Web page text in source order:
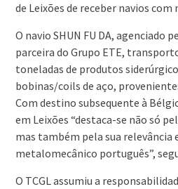
de Leixões de receber navios com
O navio SHUN FU DA, agenciado
parceira do Grupo ETE,
toneladas de produtos
bobinas/coils de aço,
Com destino subsequente à
em Leixões “destaca-se não só
mas também pela sua
metalomecânico português”,
O TCGL assumiu a